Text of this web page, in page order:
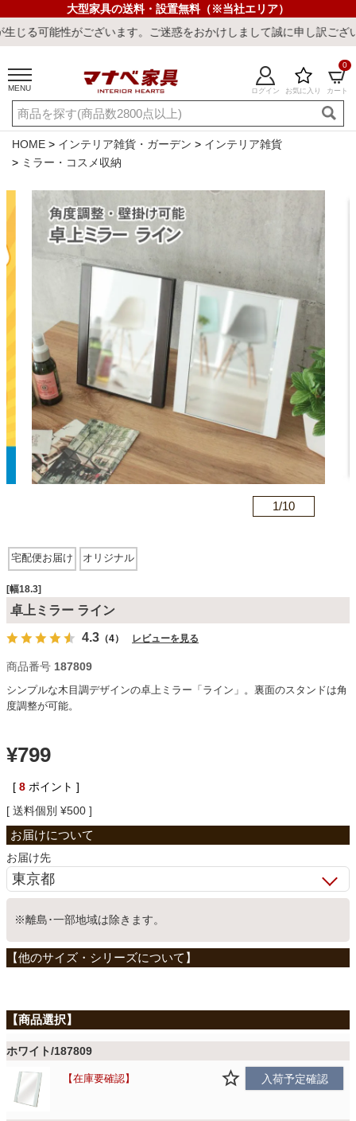
大型家具の送料・設置無料（※当社エリア）
ざいます。ご迷惑をおかけしまして誠に申し訳ございません。
MENU ログイン お気に入り カート
0
ご利用ガイド 新規会員登録
店舗一覧 閲覧履歴
よくある質問
キーワード・商品番号で探す
最短発送 冷感ラグ 冷感寝具 ワークデスク ウィルトンラ
カテゴリから探す
ソファ
ダイニングテーブル・セット
椅子・チェア
食器棚・キッチン収納
収納家具
こたつ
寝具
ファブリック
HOME インテリア雑貨・ガーデン
インテリア雑貨
ミラー・コスメ収納
1/10
宅配便お届け オリジナル
[幅18.3]
卓上ミラー ライン
4.3 （4） レビューを見る
商品番号 187809
シンプルな木目調デザインの卓上ミラー「ライン」。裏面のスタンドは角
度調整が可能。
¥799
[ 8 ポイント ]
送料個別 ¥500
お届け先
※離島･一部地域は除きます。
ホワイト/187809
在庫要確認 入荷予定確認